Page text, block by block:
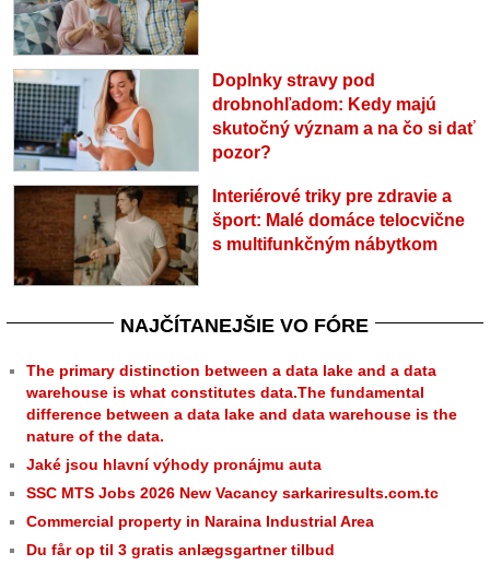
Doplnky stravy pod
drobnohľadom: Kedy majú
skutočný význam a na čo si dať
pozor?
Interiérové triky pre zdravie a
šport: Malé domáce telocvične
s multifunkčným nábytkom
NAJČÍTANEJŠIE VO FÓRE
The primary distinction between a data lake and a data
warehouse is what constitutes data.The fundamental
difference between a data lake and data warehouse is the
nature of the data.
Jaké jsou hlavní výhody pronájmu auta
SSC MTS Jobs 2026 New Vacancy sarkariresults.com.tc
Commercial property in Naraina Industrial Area
Du får op til 3 gratis anlægsgartner tilbud